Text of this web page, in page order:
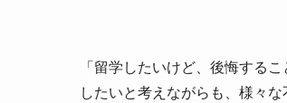
「留学したいけど、後悔する
したいと考えながらも、様々